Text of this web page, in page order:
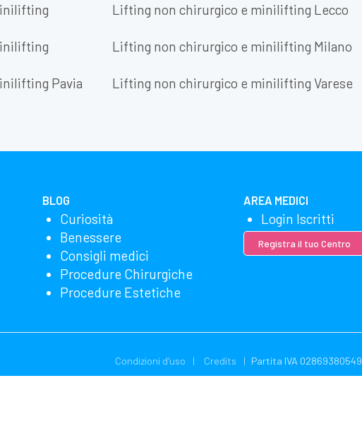
Lifting non chirurgico e minilifting Lecco
Lifting non chirurgico e minilifting Milano
Pavia
Lifting non chirurgico e minilifting Varese
BLOG
Curiosità
Benessere
Consigli medici
Procedure Chirurgiche
Procedure Estetiche
AREA MEDICI
Login Iscritti
Registra il tuo Centro
Condizioni d'uso Credits Partita IVA 02869380549